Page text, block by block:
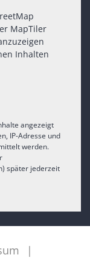
MapTiler
Inhalten
angezeigt
IP-Adresse und
werden.
später jederzeit